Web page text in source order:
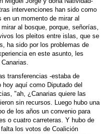
intervenciones han sido como
un momento de mirar al
al bosque, porque, señorías,
los pleitos entre islas, que se
ha sido por los problemas de
en este asunto, les
transferencias -estaba de
aquí como Diputado del
"ah, ¿Canarias quiere las
sin recursos. Luego hubo una
de los años un convenio para
o cuatro carreteras. Y hubo de
falta los votos de Coalición